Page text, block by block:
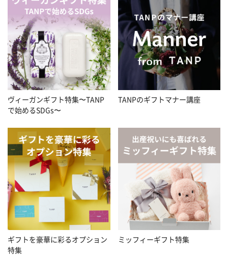
ヴィーガンギフト特集〜TANP
で始めるSDGs〜
TANPのギフトマナー講座
ギフトを豪華に彩るオプション
特集
ミッフィーギフト特集